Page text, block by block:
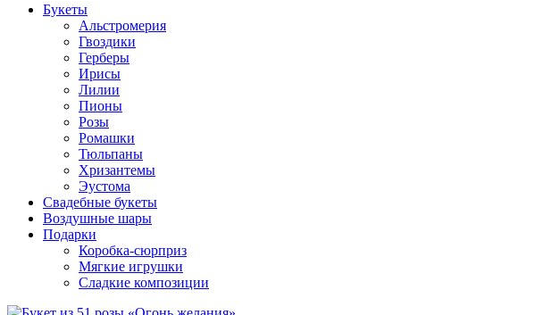
Букеты
Альстромерия
Гвоздики
Герберы
Ирисы
Лилии
Пионы
Розы
Ромашки
Тюльпаны
Хризантемы
Эустома
Свадебные букеты
Воздушные шары
Подарки
Коробка-сюрприз
Мягкие игрушки
Сладкие композиции